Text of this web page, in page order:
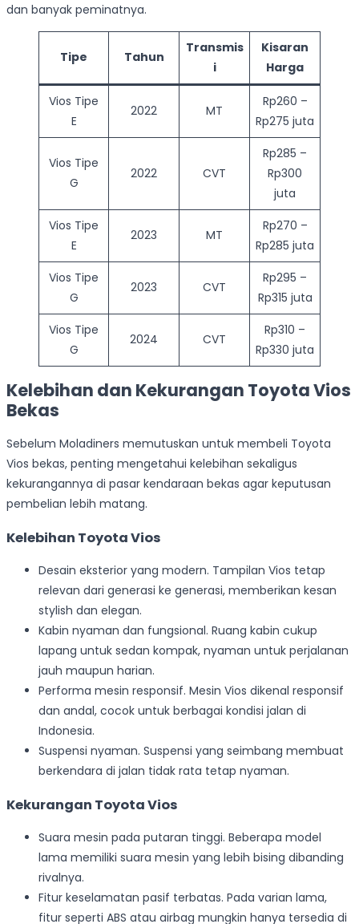
dan banyak peminatnya.
Tipe Tahun
Transmis
i
Kisaran
Harga
Vios Tipe
E
2022 MT
Rp260 –
Rp275 juta
Vios Tipe
G
2022 CVT
Rp285 –
Rp300
juta
Vios Tipe
E
2023 MT
Rp270 –
Rp285 juta
Vios Tipe
G
2023 CVT
Rp295 –
Rp315 juta
Vios Tipe
G
2024 CVT
Rp310 –
Rp330 juta
Kelebihan dan Kekurangan Toyota Vios
Bekas
Sebelum Moladiners memutuskan untuk membeli Toyota
Vios bekas, penting mengetahui kelebihan sekaligus
kekurangannya di pasar kendaraan bekas agar keputusan
pembelian lebih matang.
Kelebihan Toyota Vios
Desain eksterior yang modern. Tampilan Vios tetap
relevan dari generasi ke generasi, memberikan kesan
stylish dan elegan.
Kabin nyaman dan fungsional. Ruang kabin cukup
lapang untuk sedan kompak, nyaman untuk perjalanan
jauh maupun harian.
Performa mesin responsif. Mesin Vios dikenal responsif
dan andal, cocok untuk berbagai kondisi jalan di
Indonesia.
Suspensi nyaman. Suspensi yang seimbang membuat
berkendara di jalan tidak rata tetap nyaman.
Kekurangan Toyota Vios
Suara mesin pada putaran tinggi. Beberapa model
lama memiliki suara mesin yang lebih bising dibanding
rivalnya.
Fitur keselamatan pasif terbatas. Pada varian lama,
fitur seperti ABS atau airbag mungkin hanya tersedia di